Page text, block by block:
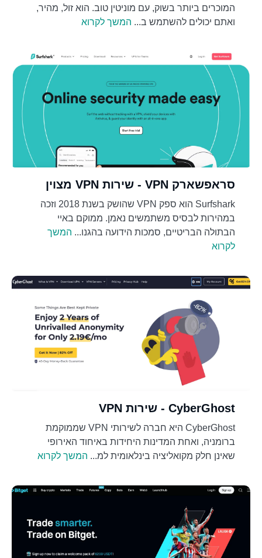
המוכרים ביותר בשוק, עם מוניטין טוב. הוא זול, מהיר,
ואתם יכולים להשתמש ב... המשך לקרוא
סראפשארק VPN - שירות VPN מצוין
Surfshark הוא ספק VPN שהושק בשנת 2018 וזכה
במהירות לבסיס משתמשים נאמן. ממוקם באיי
הבתולה הבריטיים, סמכות הידועה בהגנו... המשך
לקרוא
CyberGhost - שירות VPN
CyberGhost היא חברה לשירותי VPN שממוקמת
ברומניה, ואחת המדינות היחידות באיחוד האירופי
שאינן חלק מקואליציה בינלאומית למ... המשך לקרוא